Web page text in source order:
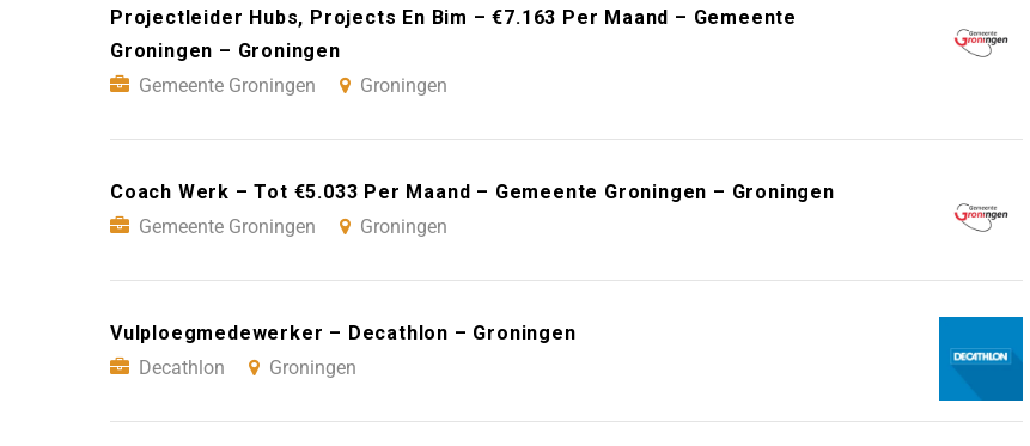
Projectleider Hubs, Projects En Bim – €7.163 Per Maand – Gemeente
Groningen – Groningen
Gemeente Groningen
Groningen
Coach Werk – Tot €5.033 Per Maand – Gemeente Groningen – Groningen
Gemeente Groningen
Groningen
Vulploegmedewerker – Decathlon – Groningen
Decathlon
Groningen